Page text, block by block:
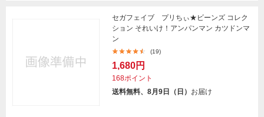
セガフェイブ プリちぃ★ビーンズ コレク
ション それいけ！アンパンマン カツドンマ
ン
(19)
1,680円
168ポイント
送料無料、8月9日（日） お届け